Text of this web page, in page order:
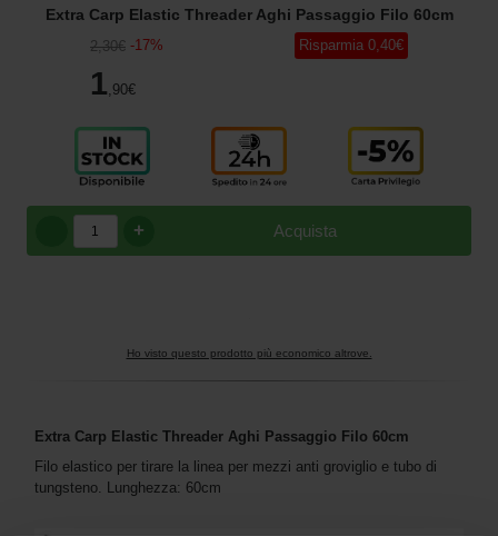
Extra Carp Elastic Threader Aghi Passaggio Filo 60cm
2,30€ -17%
1 ,90€
Risparmia 0 ,40€
Acquista
+
Ho visto questo prodotto più economico altrove.
Extra Carp Elastic Threader Aghi Passaggio Filo 60cm
Filo elastico per tirare la linea per mezzi anti groviglio e tubo di
tungsteno. Lunghezza: 60cm